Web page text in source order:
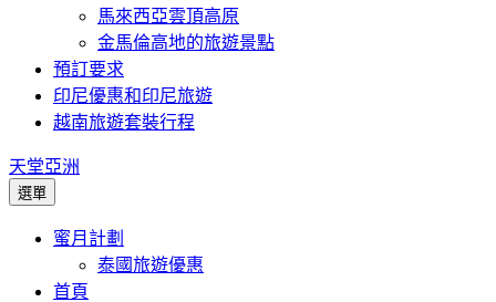
馬來西亞雲頂高原
金馬倫高地的旅遊景點
預訂要求
印尼優惠和印尼旅遊
越南旅遊套裝行程
天堂亞洲
選單
蜜月計劃
泰國旅遊優惠
首頁